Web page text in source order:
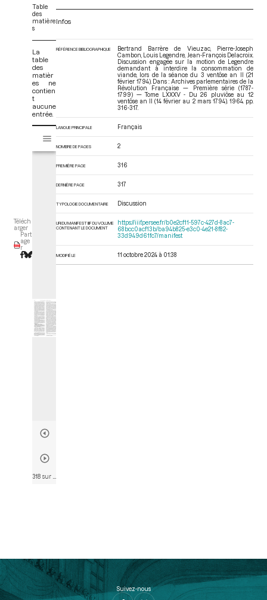
Téléch
arger
Part
age
r
Table
des
matière
s
La
table
des
matièr
es ne
contien
t
aucune
entrée.
s
M
d
o
r
Tome LXXXV - Du 26 pluviôse au 12 ventôse an II (14 février au 2 mars
Infos
RÉFÉRENCE BIBLIOGRAPHIQUE
Bertrand Barrère de Vieuzac, Pierre-Joseph
Cambon, Louis Legendre, Jean-François Delacroix.
Discussion engagée sur la motion de Legendre
demandant à interdire la consommation de
viande, lors de la séance du 3 ventôse an II (21
février 1794). Dans : Archives parlementaires de la
Révolution Française — Première série (1787-
1799) — Tome LXXXV - Du 26 pluviôse au 12
ventôse an II (14 février au 2 mars 1794). 1964. pp.
316-317.
LANGUE PRINCIPALE Français
NOMBRE DE PAGES 2
PREMIÈRE PAGE 316
DERNIÈRE PAGE 317
TYPOLOGIE DOCUMENTAIRE Discussion
URI DU MANIFEST IIIF DU VOLUME
CONTENANT LE DOCUMENT
https://iiif.persee.fr/b0e2cf11-597c-427d-8ac7-
68bcc0acf13b/ba94b825-e3c0-4e21-8f82-
33d949d61fc7/manifest
MODIFIÉ LE 11 octobre 2024 à 01:38
Suivez-nous